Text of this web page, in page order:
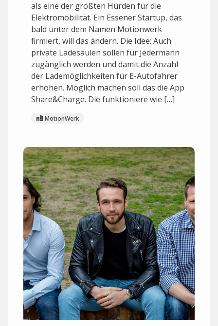
als eine der größten Hürden für die
Elektromobilität. Ein Essener Startup, das
bald unter dem Namen Motionwerk
firmiert, will das ändern. Die Idee: Auch
private Ladesäulen sollen für Jedermann
zugänglich werden und damit die Anzahl
der Lademöglichkeiten für E-Autofahrer
erhöhen. Möglich machen soll das die App
Share&Charge. Die funktioniere wie […]
MotionWerk